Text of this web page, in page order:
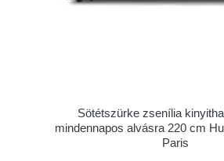
Sötétszürke zsenília
mindennapos alvásra 220 cm
Paris